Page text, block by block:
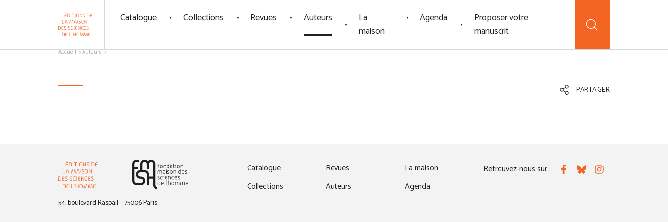
Catalogue Collections Revues Auteurs
La
maison
Agenda
Proposer votre
manuscrit
Accueil Auteurs
PARTAGER
54, boulevard Raspail – 75006 Paris
Catalogue
Collections
Revues
Auteurs
La maison
Agenda
Retrouvez-nous sur : FacebookBlueskyInstagram